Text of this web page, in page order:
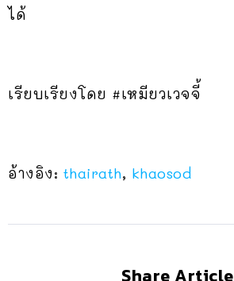
ได้
เรียบเรียงโดย #เหมียวเวจจี้
อ้างอิง: thairath, khaosod